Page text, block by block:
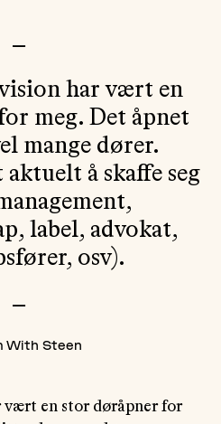
—
har vært en
meg. Det åpnet
mange dører.
å skaffe seg
label, advokat,
osv).
—
With Steen
vært en stor døråpner for